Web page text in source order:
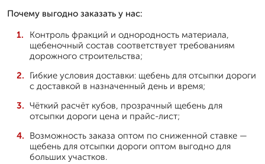
Почему выгодно заказать у нас:
Контроль фракций и однородность материала,
щебеночный состав соответствует требованиям
дорожного строительства;
Гибкие условия доставки: щебень для отсыпки дороги
с доставкой в назначенный день и время;
Чёткий расчёт кубов, прозрачный щебень для
отсыпки дороги цена и прайс-лист;
Возможность заказа оптом по сниженной ставке —
щебень для отсыпки дороги оптом выгодно для
больших участков.